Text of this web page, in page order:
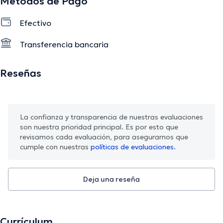
su prestigio como profesional de la salud altamente
La descripción fue editada por el equipo de doctoranytime, con base en
información verificada.
Efectivo
Transferencia bancaria
Reseñas
La confianza y transparencia de nuestras evaluaciones
son nuestra prioridad principal. Es por esto que
revisamos cada evaluación, para asegurarnos que
cumple con nuestras políticas de evaluaciones.
Deja una reseña